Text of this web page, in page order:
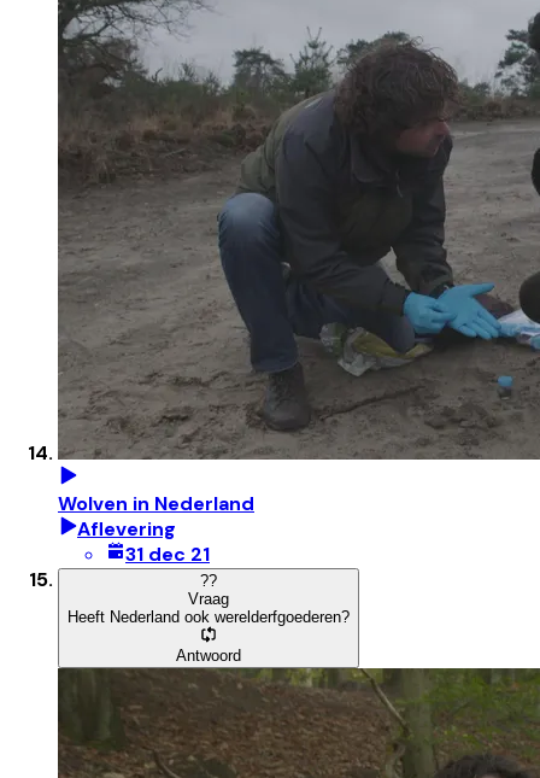
Wolven in Nederland
Aflevering
31 dec 21
??
Vraag
Heeft Nederland ook werelderfgoederen?
Antwoord